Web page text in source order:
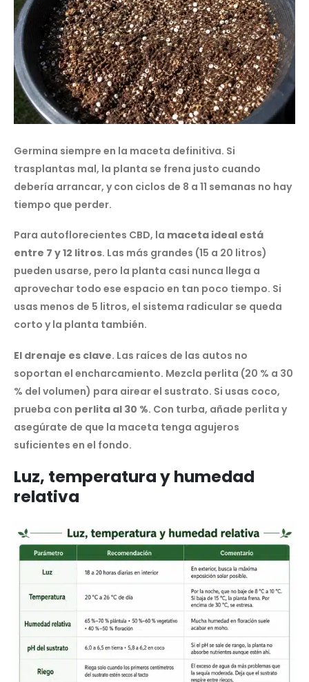
Germina siempre en la maceta definitiva. Si
trasplantas mal, la planta se frena justo cuando
debería arrancar, y con ciclos de 8 a 11 semanas no hay
tiempo que perder.
Para autoflorecientes CBD, la maceta ideal está
entre 7 y 12 litros. Las más grandes (15 a 20 litros)
pueden usarse, pero la planta casi nunca llega a
aprovechar todo ese espacio en tan poco tiempo. Si
usas menos de 5 litros, el sistema radicular se queda
corto y la planta también.
El drenaje es clave. Las raíces de las autos no
soportan el encharcamiento. Mezcla perlita (20 % a 30
% del volumen) para airear el sustrato. Si usas coco,
prueba con perlita al 30 %. Con turba, añade perlita y
asegúrate de que la maceta tenga agujeros
suficientes en el fondo.
Luz, temperatura y humedad
relativa